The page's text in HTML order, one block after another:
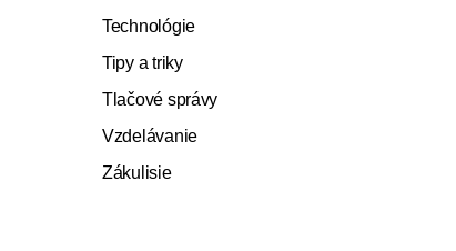
Technológie
Tipy a triky
Tlačové správy
Vzdelávanie
Zákulisie